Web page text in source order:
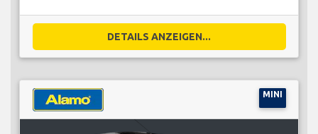
DETAILS ANZEIGEN...
MINI